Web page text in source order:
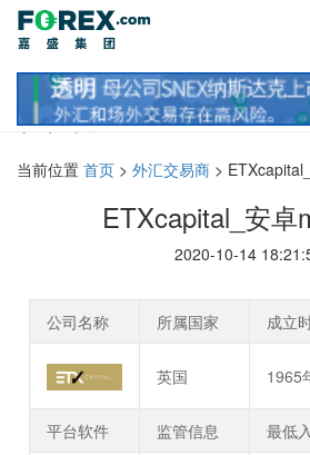
资讯
当前位置 首页 > 外汇交易商 >
ETXcapital_安卓
2020-10-14
公司名称 所属国家 成立
英国 1965
平台软件
监管信息 最低